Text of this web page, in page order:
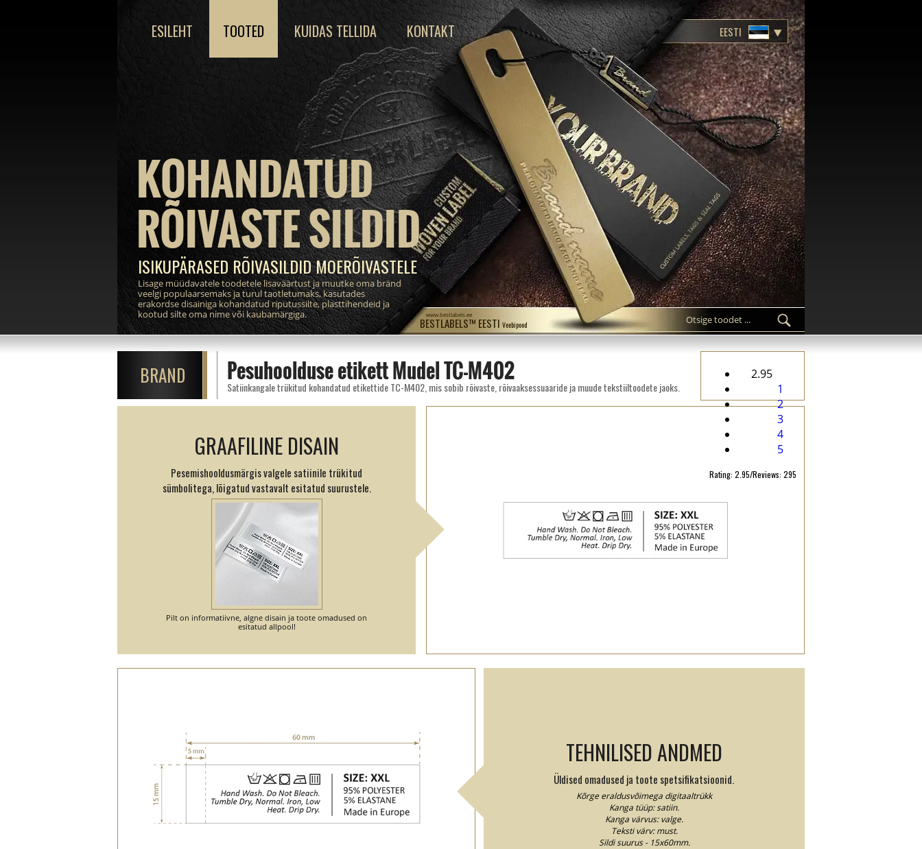
BESTLABELS™ EESTI Veebipood
www.bestlabels.ee
KOHANDATUD
RÕIVASTE SILDID
ISIKUPÄRASED RÕIVASILDID MOERÕIVASTELE
Lisage müüdavatele toodetele lisaväärtust ja muutke oma bränd
veelgi populaarsemaks ja turul taotletumaks, kasutades
erakordse disainiga kohandatud riputussilte, plasttihendeid ja
kootud silte oma nime või kaubamärgiga.
ESILEHT TOOTED KUIDAS TELLIDA KONTAKT EESTI
BRAND Pesuhoolduse etikett Mudel TC-M402
Satiinkangale trükitud kohandatud etikettide TC-M402, mis sobib rõivaste, rõivaaksessuaaride ja muude tekstiiltoodete jaoks.
2.95
1
2
3
4
5
Rating: 2.95/Reviews: 295
GRAAFILINE DISAIN
Pesemishooldusmärgis valgele satiinile trükitud
sümbolitega, lõigatud vastavalt esitatud suurustele.
Pilt on informatiivne, algne disain ja toote omadused on
esitatud allpool!
TEHNILISED ANDMED
Üldised omadused ja toote spetsifikatsioonid.
Kõrge eraldusvõimega digitaaltrükk
Kanga tüüp: satiin.
Kanga värvus: valge.
Teksti värv: must.
Sildi suurus - 15x60mm.